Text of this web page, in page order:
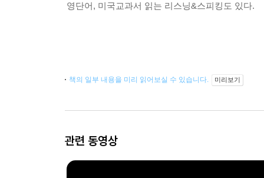
영단어, 미국교과서 읽는 리스닝&스피킹도 있다.
책의 일부 내용을 미리 읽어보실 수 있습니다. 미리보기
관련 동영상